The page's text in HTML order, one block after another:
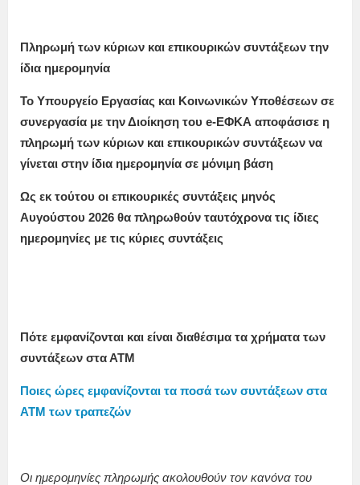
Πληρωμή των κύριων και επικουρικών συντάξεων την
ίδια ημερομηνία
Το Υπουργείο Εργασίας και Κοινωνικών Υποθέσεων σε
συνεργασία με την Διοίκηση του e-ΕΦΚΑ αποφάσισε η
πληρωμή των κύριων και επικουρικών συντάξεων να
γίνεται στην ίδια ημερομηνία σε μόνιμη βάση
Ως εκ τούτου οι επικουρικές συντάξεις μηνός
Αυγούστου 2026 θα πληρωθούν ταυτόχρονα τις ίδιες
ημερομηνίες με τις κύριες συντάξεις
Πότε εμφανίζονται και είναι διαθέσιμα τα χρήματα των
συντάξεων στα ΑΤΜ
Ποιες ώρες εμφανίζονται τα ποσά των συντάξεων στα
ΑΤΜ των τραπεζών
Οι ημερομηνίες πληρωμής ακολουθούν τον κανόνα του